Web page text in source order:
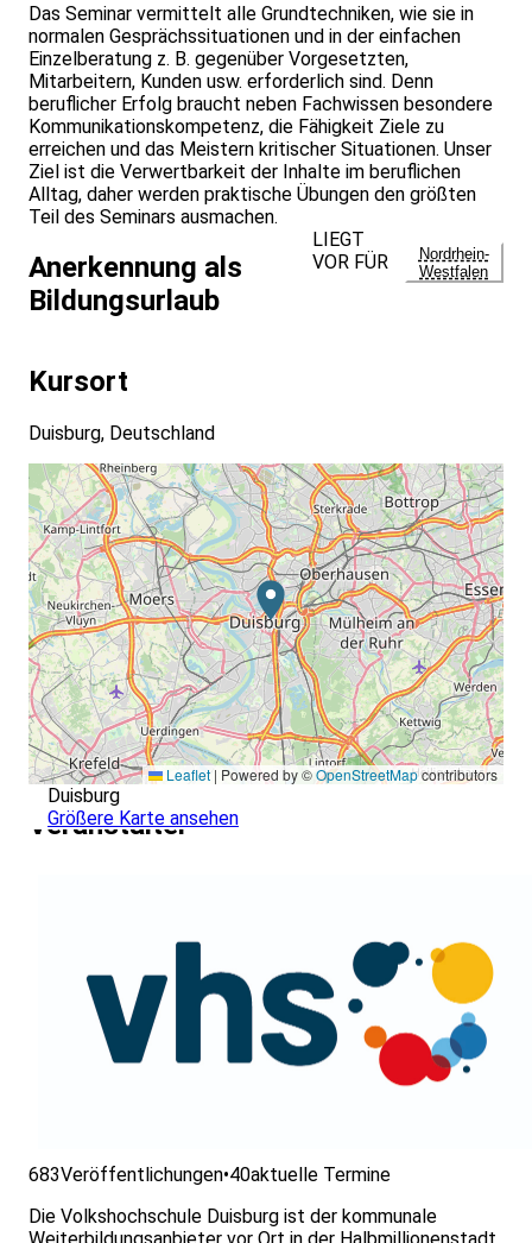
Das Seminar vermittelt alle Grundtechniken, wie sie in
normalen Gesprächssituationen und in der einfachen
Einzelberatung z. B. gegenüber Vorgesetzten,
Mitarbeitern, Kunden usw. erforderlich sind. Denn
beruflicher Erfolg braucht neben Fachwissen besondere
Kommunikationskompetenz, die Fähigkeit Ziele zu
erreichen und das Meistern kritischer Situationen. Unser
Ziel ist die Verwertbarkeit der Inhalte im beruflichen
Alltag, daher werden praktische Übungen den größten
Teil des Seminars ausmachen.
Anerkennung als
Bildungsurlaub
LIEGT
VOR FÜR
Nordrhein-
Westfalen
Kursort
Duisburg, Deutschland
Leaflet | Powered by ©OpenStreetMapcontributors
Duisburg
Größere Karte ansehen
Veranstalter
683Veröffentlichungen•40aktuelle Termine
Die Volkshochschule Duisburg ist der kommunale